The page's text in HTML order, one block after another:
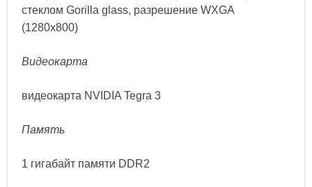
стеклом Gorilla glass, разрешение WXGA
(1280x800)
Видеокарта
видеокарта NVIDIA Tegra 3
Память
1 гигабайт памяти DDR2